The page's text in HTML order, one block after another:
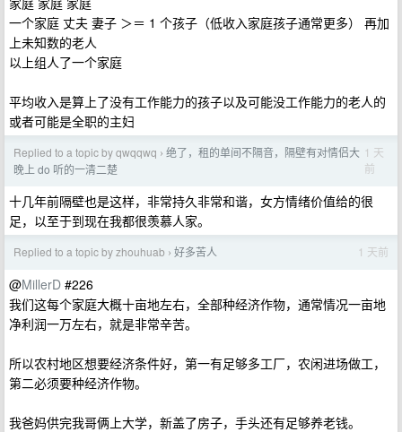
一个家庭 丈夫 妻子 ＞＝ 1 个孩子（低收入家庭孩子通常更多） 再加
上未知数的老人
以上组人了一个家庭
平均收入是算上了没有工作能力的孩子以及可能没工作能力的老人的
或者可能是全职的主妇
Replied to a topic by qwqqwq › 绝了，租的单间不隔音，隔壁有对情侣大
晚上 do 听的一清二楚
1 天
前
十几年前隔壁也是这样，非常持久非常和谐，女方情绪价值给的很
足，以至于到现在我都很羡慕人家。
Replied to a topic by zhouhuab › 好多苦人 1 天前
@MillerD #226
我们这每个家庭大概十亩地左右，全部种经济作物，通常情况一亩地
净利润一万左右，就是非常辛苦。
所以农村地区想要经济条件好，第一有足够多工厂，农闲进场做工，
第二必须要种经济作物。
我爸妈供完我哥俩上大学，新盖了房子，手头还有足够养老钱。